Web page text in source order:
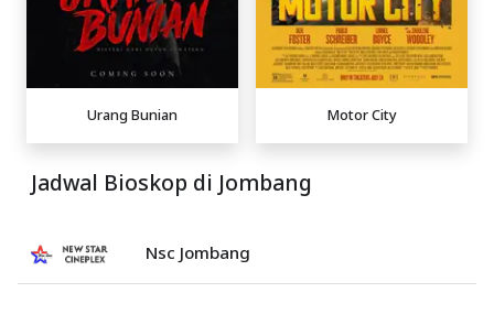
Urang Bunian Motor City
Jadwal Bioskop di Jombang
Nsc Jombang